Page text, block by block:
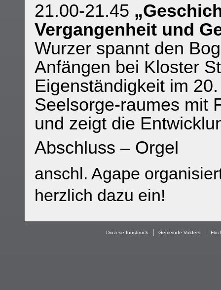
21.00-21.45
Vergangenheit und
Wurzer spannt den
Anfängen bei Kloster
Eigenständigkeit im
Seelsorge-raumes mit
und zeigt die
Abschluss – Orgel
anschl. Agape
herzlich dazu ein!
Diözese Innsbruck Gemeinde Volders